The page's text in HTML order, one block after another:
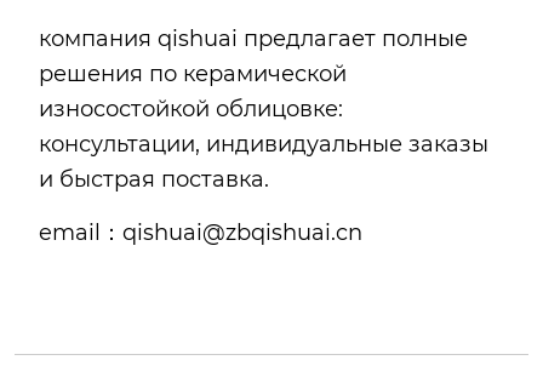
компания qishuai предлагает полные
решения по керамической
износостойкой облицовке:
консультации, индивидуальные заказы
и быстрая поставка.
email：qishuai@zbqishuai.cn